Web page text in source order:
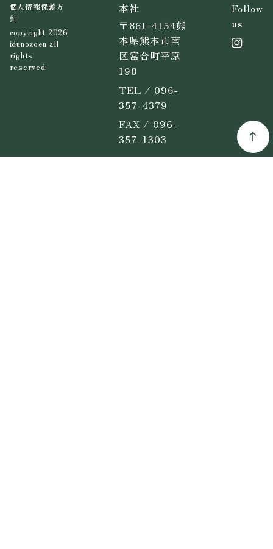
個人情報保護方
針
copyright 2026
idunozoen all
rights
reserved.
本社
〒861-4154熊
本県熊本市南
区富合町平原
198
TEL / 096-
357-4379
FAX / 096-
357-1303
Follow
us